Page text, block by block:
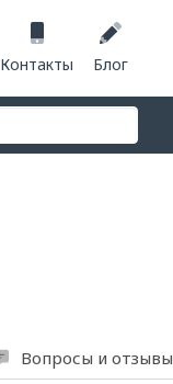
Контакты Блог
Вопросы и отзывы